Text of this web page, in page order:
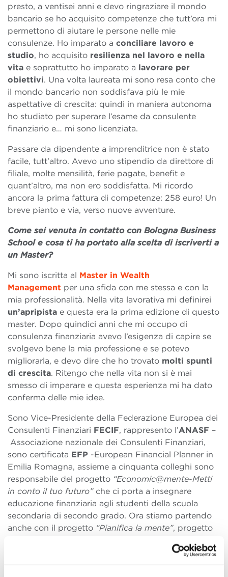
presto, a ventisei anni e devo ringraziare il mondo
bancario se ho acquisito competenze che tutt’ora mi
permettono di aiutare le persone nelle mie
consulenze. Ho imparato a conciliare lavoro e
studio, ho acquisito resilienza nel lavoro e nella
vita e soprattutto ho imparato a lavorare per
obiettivi. Una volta laureata mi sono resa conto che
il mondo bancario non soddisfava più le mie
aspettative di crescita: quindi in maniera autonoma
ho studiato per superare l’esame da consulente
finanziario e… mi sono licenziata.
Passare da dipendente a imprenditrice non è stato
facile, tutt’altro. Avevo uno stipendio da direttore di
filiale, molte mensilità, ferie pagate, benefit e
quant’altro, ma non ero soddisfatta. Mi ricordo
ancora la prima fattura di competenze: 258 euro! Un
breve pianto e via, verso nuove avventure.
Come sei venuta in contatto con Bologna Business
School e cosa ti ha portato alla scelta di iscriverti a
un Master?
Mi sono iscritta al Master in Wealth
Management per una sfida con me stessa e con la
mia professionalità. Nella vita lavorativa mi definirei
un’apripista e questa era la prima edizione di questo
master. Dopo quindici anni che mi occupo di
consulenza finanziaria avevo l’esigenza di capire se
svolgevo bene la mia professione e se potevo
migliorarla, e devo dire che ho trovato molti spunti
di crescita. Ritengo che nella vita non si è mai
smesso di imparare e questa esperienza mi ha dato
conferma delle mie idee.
Sono Vice-Presidente della Federazione Europea dei
Consulenti Finanziari FECIF, rappresento l’ANASF –
Associazione nazionale dei Consulenti Finanziari,
sono certificata EFP -European Financial Planner in
Emilia Romagna, assieme a cinquanta colleghi sono
responsabile del progetto “Economic@mente-Metti
in conto il tuo futuro”che ci porta a insegnare
educazione finanziaria agli studenti della scuola
secondaria di secondo grado. Ora stiamo partendo
anche con il progetto “Pianifica la mente”, progetto
In base alla tua esperienza, quali sono i punti forti